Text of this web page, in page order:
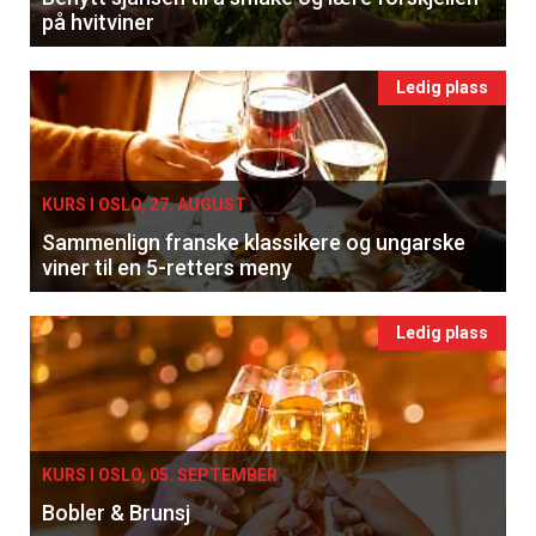
på hvitviner
Ledig plass
KURS I OSLO, 27. AUGUST
Sammenlign franske klassikere og ungarske
viner til en 5-retters meny
Ledig plass
KURS I OSLO, 05. SEPTEMBER
Bobler & Brunsj